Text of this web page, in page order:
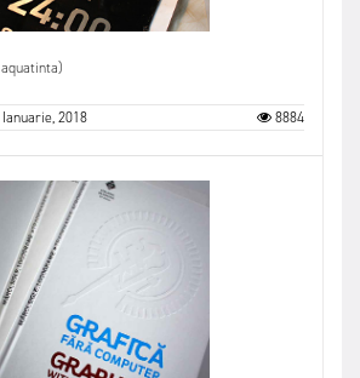
2018 8884